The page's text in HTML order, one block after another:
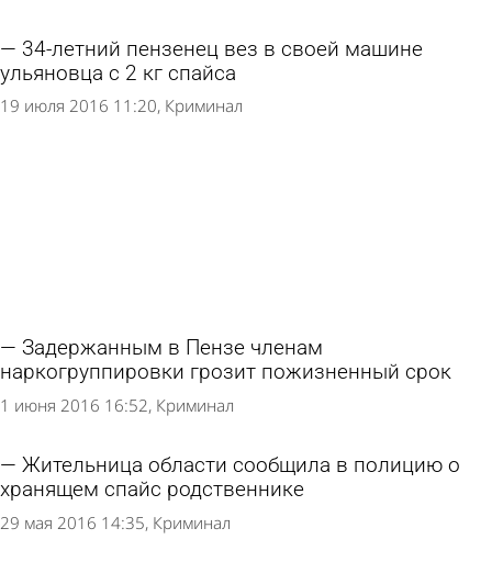
34-летний пензенец вез в своей машине
ульяновца с 2 кг спайса
19 июля 2016 11:20 Криминал
Задержанным в Пензе членам
наркогруппировки грозит пожизненный срок
1 июня 2016 16:52 Криминал
Жительница области сообщила в полицию о
хранящем спайс родственнике
29 мая 2016 14:35 Криминал